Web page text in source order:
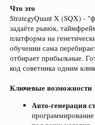
Что это
StrategyQuant X (SQX) -
задаёте рынок,
платформа на
обучении сама
отбирает прибыльные.
код советника одним
Ключевые возможности
Авто-генерация